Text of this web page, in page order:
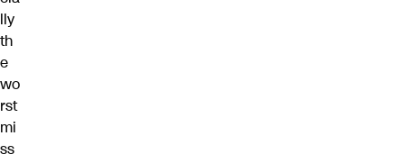
lly
th
e
wo
rst
mi
ss